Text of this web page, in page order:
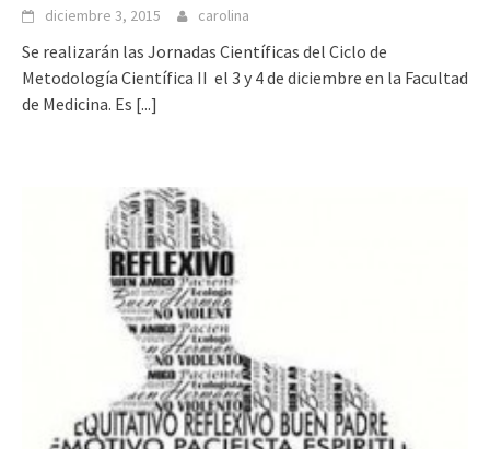
diciembre 3, 2015 carolina
Se realizarán las Jornadas Científicas del Ciclo de
Metodología Científica II el 3 y 4 de diciembre en la Facultad
de Medicina. Es [...]